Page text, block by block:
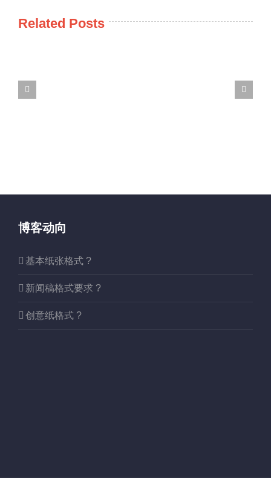
Related Posts
博客动向
基本纸张格式 ?
新闻稿格式要求 ?
创意纸格式 ?